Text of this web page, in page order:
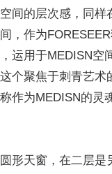
间的层次感，同样
，作为
运用于MEDISN空
个聚焦于刺青艺术
作为MEDISN的灵
形天窗，在二层是